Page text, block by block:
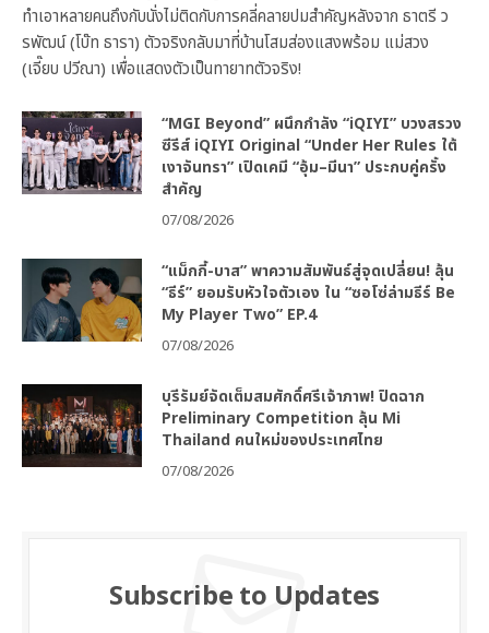
ทำเอาหลายคนถึงกับนั่งไม่ติดกับการคลี่คลายปมสำคัญหลังจาก ธาตรี ว
รพัฒน์ (โบ๊ท ธารา) ตัวจริงกลับมาที่บ้านโสมส่องแสงพร้อม แม่สวง
(เจี๊ยบ ปวีณา) เพื่อแสดงตัวเป็นทายาทตัวจริง!
“MGI Beyond” ผนึกกำลัง “iQIYI” บวงสรวง
ซีรีส์ iQIYI Original “Under Her Rules ใต้
เงาจันทรา” เปิดเคมี “อุ้ม–มีนา” ประกบคู่ครั้ง
สำคัญ
07/08/2026
“แม็กกี้-บาส” พาความสัมพันธ์สู่จุดเปลี่ยน! ลุ้น
“ธีร์” ยอมรับหัวใจตัวเอง ใน “ซอโซ่ล่ามธีร์ Be
My Player Two” EP.4
07/08/2026
บุรีรัมย์จัดเต็มสมศักดิ์ศรีเจ้าภาพ! ปิดฉาก
Preliminary Competition ลุ้น Mi
Thailand คนใหม่ของประเทศไทย
07/08/2026
Subscribe to Updates